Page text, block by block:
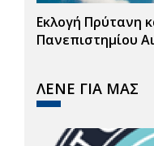
Εκλογή Πρύτανη
Πανεπιστημίου
ΛΕΝΕ ΓΙΑ ΜΑΣ